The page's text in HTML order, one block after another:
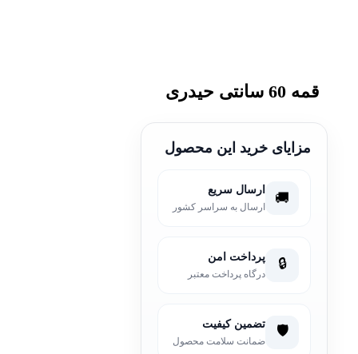
قمه 60 سانتی حیدری
مزایای خرید این محصول
🚚 ارسال سریع
ارسال به سراسر کشور
🔒 پرداخت امن
درگاه پرداخت معتبر
🛡️ تضمین کیفیت
ضمانت سلامت محصول